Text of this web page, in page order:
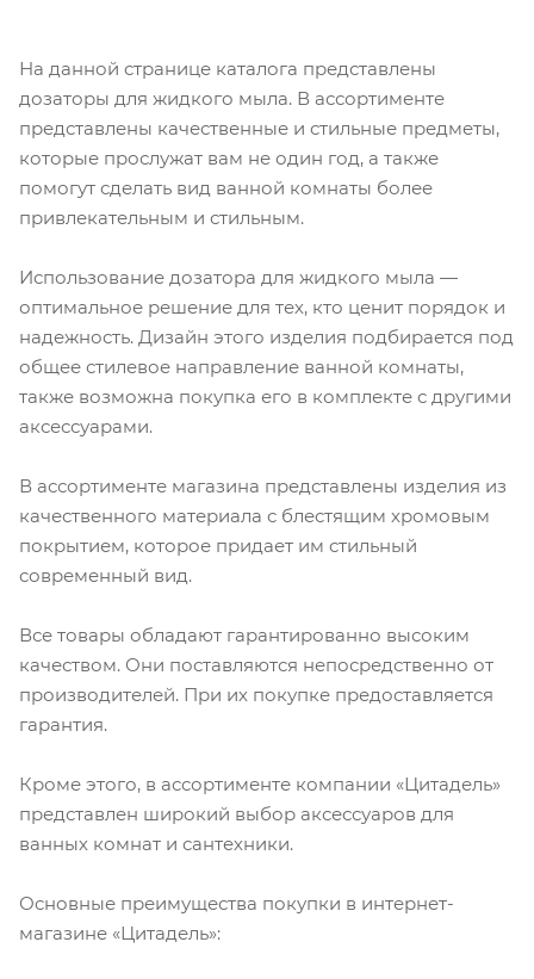
На данной странице каталога представлены
дозаторы для жидкого мыла. В ассортименте
представлены качественные и стильные предметы,
которые прослужат вам не один год, а также
помогут сделать вид ванной комнаты более
привлекательным и стильным.
Использование дозатора для жидкого мыла —
оптимальное решение для тех, кто ценит порядок и
надежность. Дизайн этого изделия подбирается под
общее стилевое направление ванной комнаты,
также возможна покупка его в комплекте с другими
аксессуарами.
В ассортименте магазина представлены изделия из
качественного материала с блестящим хромовым
покрытием, которое придает им стильный
современный вид.
Все товары обладают гарантированно высоким
качеством. Они поставляются непосредственно от
производителей. При их покупке предоставляется
гарантия.
Кроме этого, в ассортименте компании «Цитадель»
представлен широкий выбор аксессуаров для
ванных комнат и сантехники.
Основные преимущества покупки в интернет-
магазине «Цитадель»: